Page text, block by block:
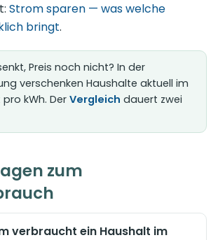
Strom sparen — was welche
bringt.
Preis noch nicht? In der
verschenken Haushalte aktuell im
kWh. Der Vergleich dauert zwei
zum
verbraucht ein Haushalt im